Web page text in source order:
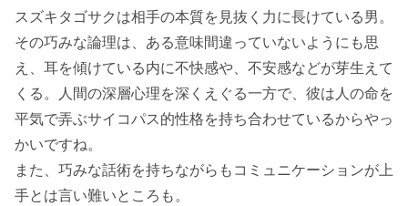
スズキタゴサクは相手の本質を見抜く力に長けている男。
その巧みな論理は、ある意味間違っていないようにも思
え、耳を傾けている内に不快感や、不安感などが芽生えて
くる。人間の深層心理を深くえぐる一方で、彼は人の命を
平気で弄ぶサイコパス的性格を持ち合わせているからやっ
かいですね。
また、巧みな話術を持ちながらもコミュニケーションが上
手とは言い難いところも。